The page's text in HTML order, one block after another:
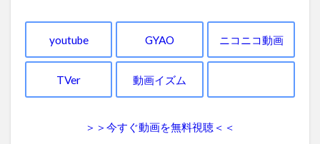
youtube GYAO ニコニコ動画
TVer 動画イズム
＞＞今すぐ動画を無料視聴＜＜